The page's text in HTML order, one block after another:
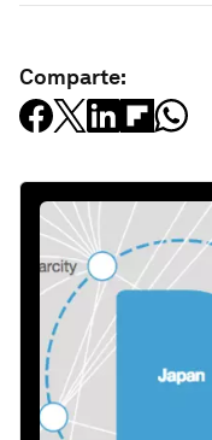
Comparte: